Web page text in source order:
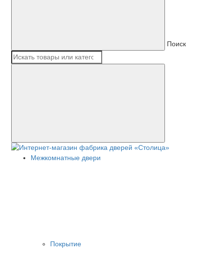
Поиск
Межкомнатные двери
Покрытие